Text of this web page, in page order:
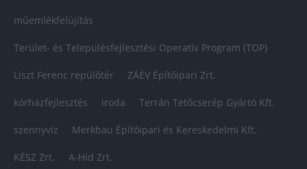
műemlékfelújítás
Terület- és Településfejlesztési Operatív Program (TOP)
Liszt Ferenc repülőtér ZÁÉV Építőipari Zrt.
kórházfejlesztés iroda Terrán Tetőcserép Gyártó Kft.
szennyvíz Merkbau Építőipari és Kereskedelmi Kft.
KÉSZ Zrt. A-Híd Zrt.